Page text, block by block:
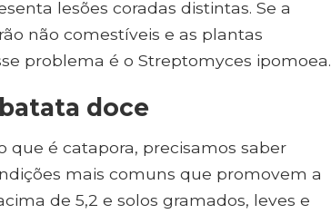
lesões coradas distintas. Se a
não comestíveis e as plantas
problema é o Streptomyces ipomoea.
doce
que é catapora, precisamos saber
mais comuns que promovem a
de 5,2 e solos gramados, leves e